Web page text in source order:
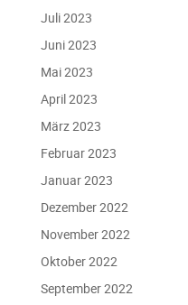
Juli 2023
Juni 2023
Mai 2023
April 2023
März 2023
Februar 2023
Januar 2023
Dezember 2022
November 2022
Oktober 2022
September 2022